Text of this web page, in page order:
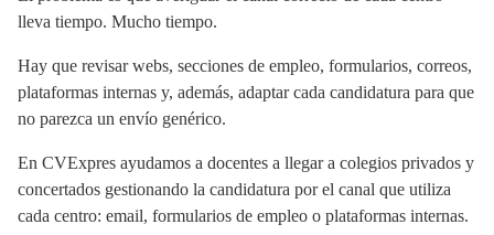
lleva tiempo. Mucho tiempo.
Hay que revisar webs, secciones de empleo, formularios, correos,
plataformas internas y, además, adaptar cada candidatura para que
no parezca un envío genérico.
En CVExpres ayudamos a docentes a llegar a colegios privados y
concertados gestionando la candidatura por el canal que utiliza
cada centro: email, formularios de empleo o plataformas internas.